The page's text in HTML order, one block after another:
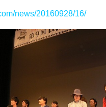
news/20160928/16/